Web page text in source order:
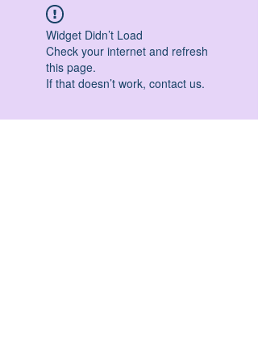
Widget Didn’t Load
Check your internet and refresh
this page.
If that doesn’t work, contact us.